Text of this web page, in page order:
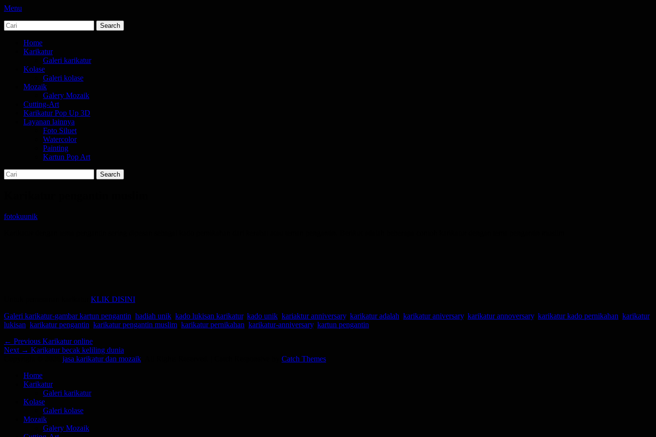
Menu
jasa karikatur dan mozaik
tempat bikin karikatur Jakarta
Search
for:
Primary
Menu
Home
Karikatur
Galeri karikatur
Kolase
Galeri kolase
Mozaik
Galery Mozaik
Cutting-Art
Karikatur Pop Up 3D
Layanan lainnya
Foto Siluet
Watercolor
Painting
Kartun Pop Art
Search
Search
for:
Posted
Author
fotokuunik
KLIK DISINI
Categories
Galeri karikatur-Tags
gambar kartun pengantin hadiah unik kado lukisan karikatur, kado unik kariaktur anniversary, karikatur adalah karikatur aniversary, karikatur annoversary, karikatur kado pernikahan karikatur
lukisan karikatur pengantin karikatur pengantin muslim karikatur pernikahan karikatur-anniversary, kartun pengantin
Post
navigation
← Previous Previous
post:
Karikatur online
Next → Next
Karikatur becak keliling dunia
jasa karikatur dan mozaik
Catch Themes
Home
Karikatur
Galeri karikatur
Kolase
Galeri kolase
Mozaik
Galery Mozaik